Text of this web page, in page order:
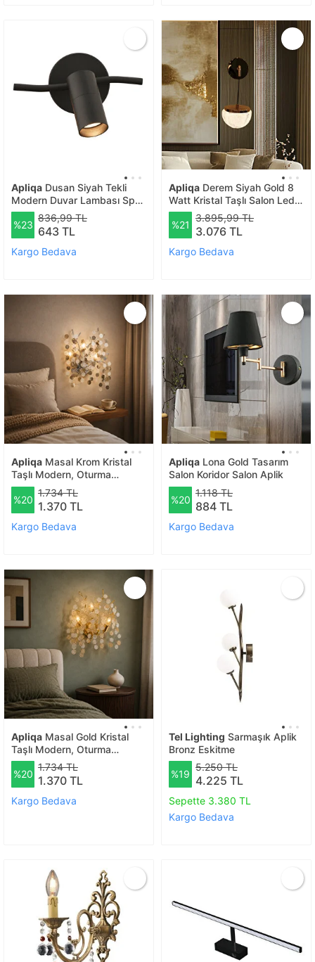
Apliqa Dusan Siyah Tekli
Modern Duvar Lambası Spot
Aplik
%23
836,99 TL
643 TL
Kargo Bedava
Apliqa Derem Siyah Gold 8
Watt Kristal Taşlı Salon Led
Aplik
%21
3.895,99 TL
3.076 TL
Kargo Bedava
Apliqa Masal Krom Kristal
Taşlı Modern, Oturma
Odası,duvar Lambası Salon
Aplik
%20
1.734 TL
1.370 TL
Kargo Bedava
Apliqa Lona Gold Tasarım
Salon Koridor Salon Aplik
%20
1.118 TL
884 TL
Kargo Bedava
Apliqa Masal Gold Kristal
Taşlı Modern, Oturma
Odası,duvar Lambası Salon
Aplik
%20
1.734 TL
1.370 TL
Kargo Bedava
Tel Lighting Sarmaşık Aplik
Bronz Eskitme
%19
5.250 TL
4.225 TL
Sepette 3.380 TL
Kargo Bedava